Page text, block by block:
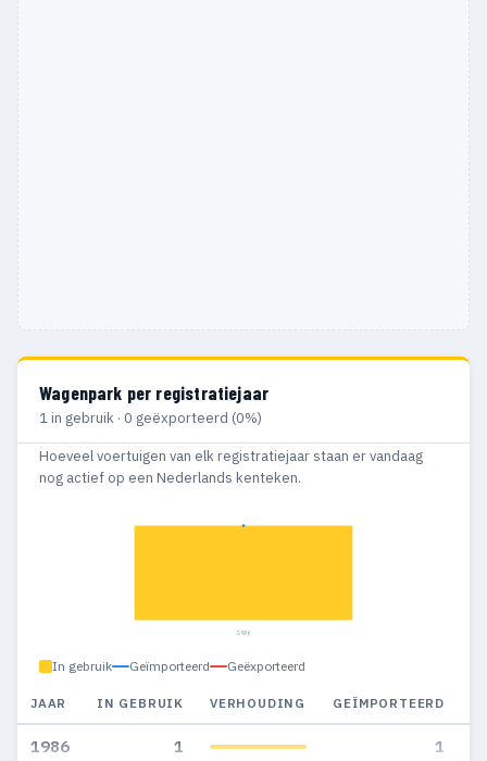
Wagenpark per registratiejaar
1 in gebruik · 0 geëxporteerd (0%)
Hoeveel voertuigen van elk registratiejaar staan er vandaag
nog actief op een Nederlands kenteken.
1986
In gebruik Geïmporteerd Geëxporteerd
JAAR IN GEBRUIK VERHOUDING GEÏMPORTEERD
1986 1 1